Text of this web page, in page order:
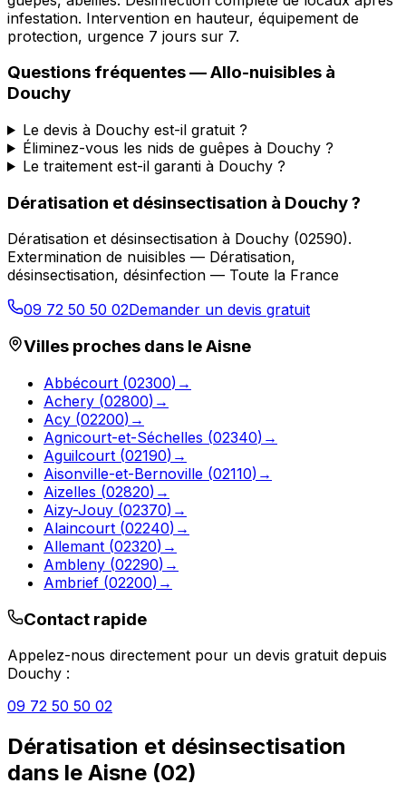
infestation. Intervention en hauteur, équipement de
protection, urgence 7 jours sur 7.
Questions fréquentes —Allo-nuisibles à
Douchy
Le devis à Douchy est-il gratuit ?
Éliminez-vous les nids de guêpes à Douchy ?
Le traitement est-il garanti à Douchy ?
Dératisation et désinsectisation à Douchy?
Dératisation et désinsectisation à Douchy (02590).
Extermination de nuisibles — Dératisation,
désinsectisation, désinfection — Toute la France
09 72 50 50 02Demander un devis gratuit
Villes proches dans leAisne
Abbécourt (02300) →
Achery (02800) →
Acy (02200) →
Agnicourt-et-Séchelles (02340) →
Aguilcourt (02190) →
Aisonville-et-Bernoville (02110) →
Aizelles (02820) →
Aizy-Jouy (02370) →
Alaincourt (02240) →
Allemant (02320) →
Ambleny (02290) →
Ambrief (02200) →
Contact rapide
Appelez-nous directement pour un devis gratuit depuis
Douchy :
09 72 50 50 02
Dératisation et désinsectisation
dans le Aisne (02)